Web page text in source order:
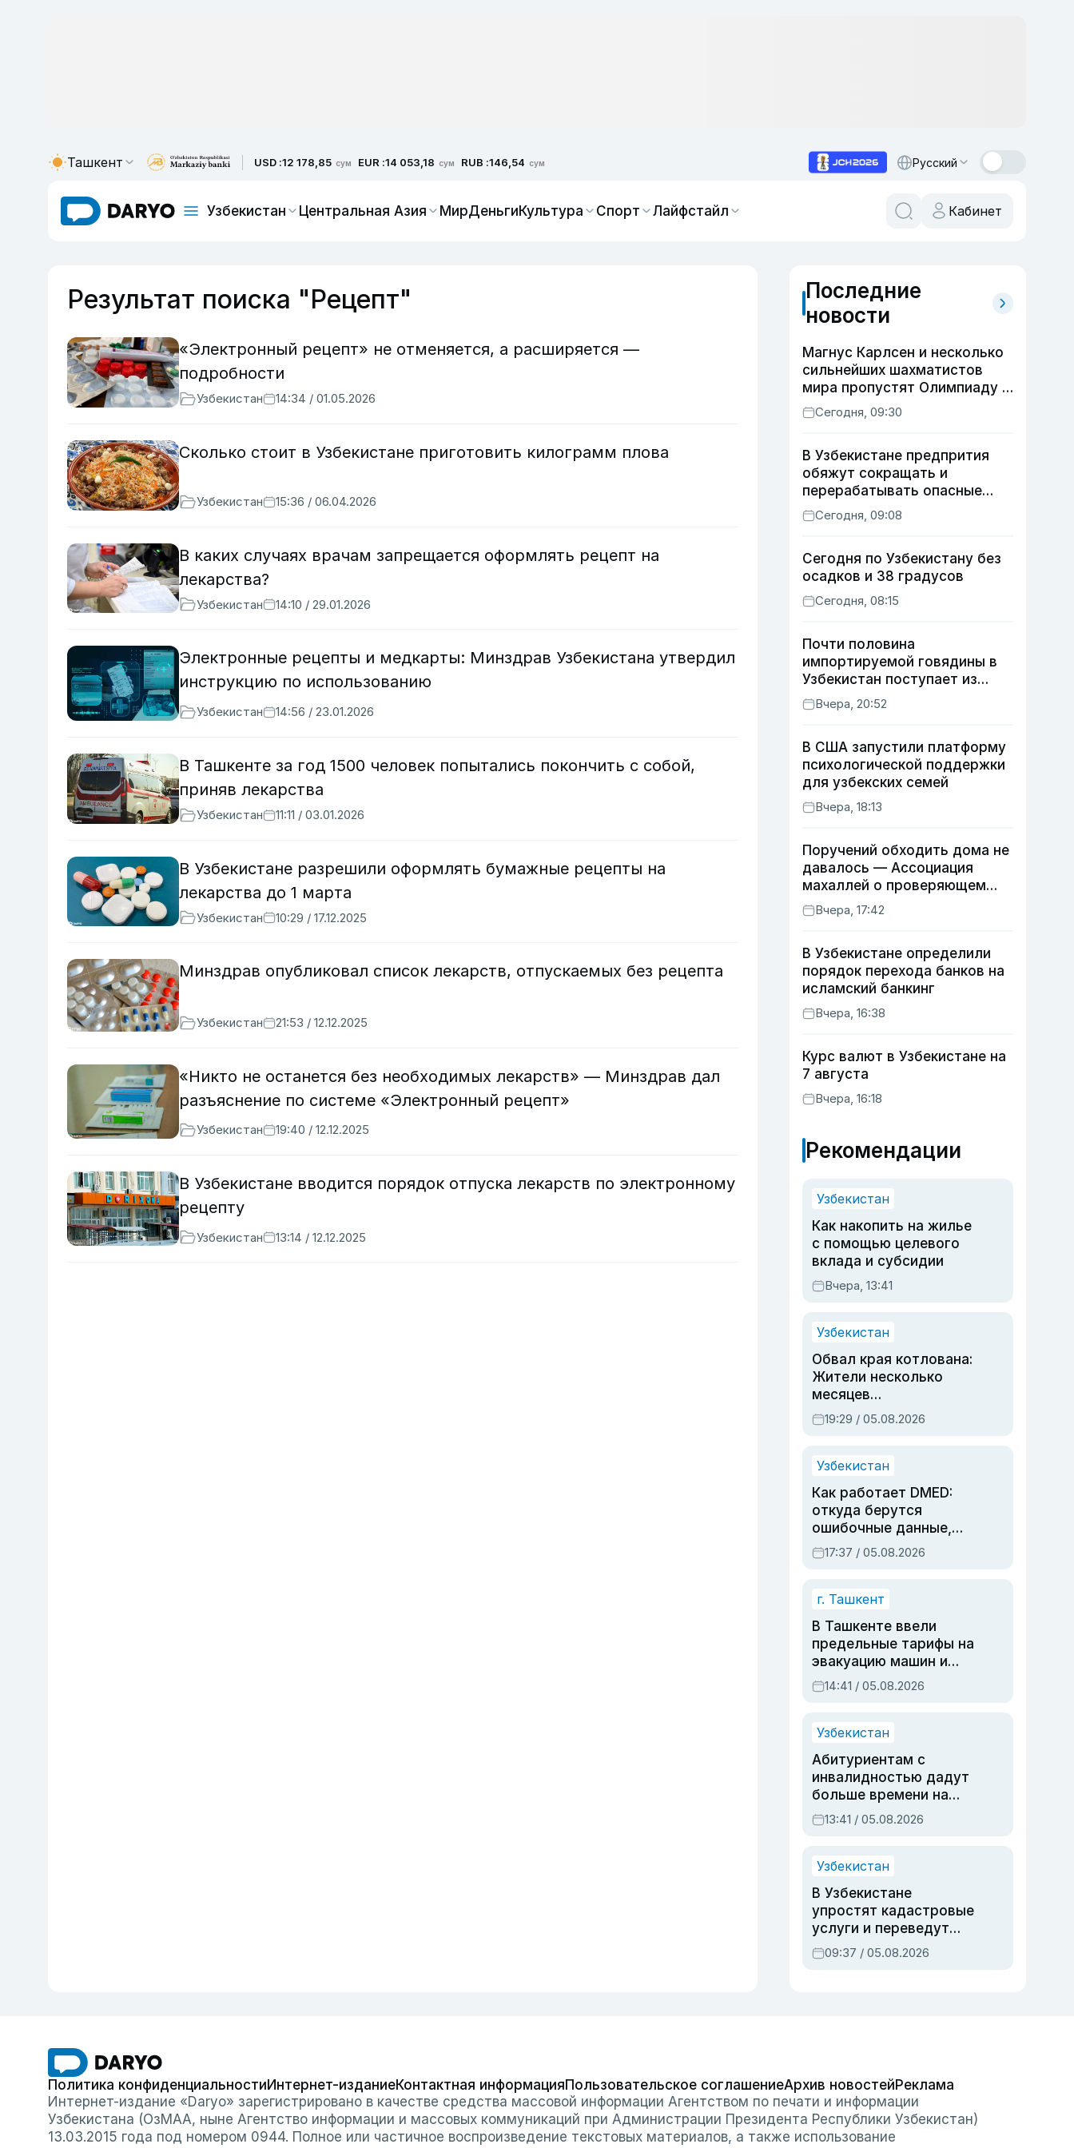
Ташкент USD :12 178,85 сум EUR :14 053,18 сум RUB :146,54 сум Русский
Узбекистан Центральная Азия МирДеньгиКультура Спорт Лайфстайл Кабинет
Результат поиска "Рецепт"
«Электронный рецепт» не отменяется, а расширяется —
подробности
Узбекистан 14:34 / 01.05.2026
Сколько стоит в Узбекистане приготовить килограмм плова
Узбекистан 15:36 / 06.04.2026
В каких случаях врачам запрещается оформлять рецепт на
лекарства?
Узбекистан 14:10 / 29.01.2026
Электронные рецепты и медкарты: Минздрав Узбекистана утвердил
инструкцию по использованию
Узбекистан 14:56 / 23.01.2026
В Ташкенте за год 1500 человек попытались покончить с собой,
приняв лекарства
Узбекистан 11:11 / 03.01.2026
В Узбекистане разрешили оформлять бумажные рецепты на
лекарства до 1 марта
Узбекистан 10:29 / 17.12.2025
Минздрав опубликовал список лекарств, отпускаемых без рецепта
Узбекистан 21:53 / 12.12.2025
«Никто не останется без необходимых лекарств» — Минздрав дал
разъяснение по системе «Электронный рецепт»
Узбекистан 19:40 / 12.12.2025
В Узбекистане вводится порядок отпуска лекарств по электронному
рецепту
Узбекистан 13:14 / 12.12.2025
Последние
новости
Магнус Карлсен и несколько
сильнейших шахматистов
мира пропустят Олимпиаду в
Самарканде
Сегодня, 09:30
В Узбекистане предпрития
обяжут сокращать и
перерабатывать опасные
отходы
Сегодня, 09:08
Сегодня по Узбекистану без
осадков и 38 градусов
Сегодня, 08:15
Почти половина
импортируемой говядины в
Узбекистан поступает из
Индии
Вчера, 20:52
В США запустили платформу
психологической поддержки
для узбекских семей
Вчера, 18:13
Поручений обходить дома не
давалось — Ассоциация
махаллей о проверяющем
хокиме
Вчера, 17:42
В Узбекистане определили
порядок перехода банков на
исламский банкинг
Вчера, 16:38
Курс валют в Узбекистане на
7 августа
Вчера, 16:18
Рекомендации
Узбекистан
Как накопить на жилье
с помощью целевого
вклада и субсидии
Вчера, 13:41
Узбекистан
Обвал края котлована:
Жители несколько
месяцев
предупреждали об
опасности, но стройка
19:29 / 05.08.2026
Узбекистан
Как работает DMED:
откуда берутся
ошибочные данные,
дубли аккаунтов и
очереди по онлайн-
17:37 / 05.08.2026
г. Ташкент
В Ташкенте ввели
предельные тарифы на
эвакуацию машин и
штрафстоянки
14:41 / 05.08.2026
Узбекистан
Абитуриентам с
инвалидностью дадут
больше времени на
вступительных
экзаменах
13:41 / 05.08.2026
Узбекистан
В Узбекистане
упростят кадастровые
услуги и переведут
регистрацию
недвижимости в
09:37 / 05.08.2026
Политика конфиденциальностиИнтернет-изданиеКонтактная информацияПользовательское соглашениеАрхив новостейРеклама
Интернет-издание «Daryo» зарегистрировано в качестве средства массовой информации Агентством по печати и информации
Узбекистана (ОзМАА, ныне Агентство информации и массовых коммуникаций при Администрации Президента Республики Узбекистан)
13.03.2015 года под номером 0944. Полное или частичное воспроизведение текстовых материалов, а также использование